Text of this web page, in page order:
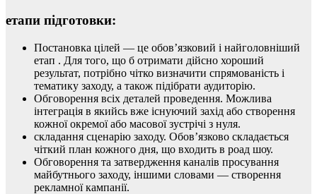
етапи підготовки:
Постановка цілей — це обов’язковий і найголовніший
етап . Для того, що б отримати дійсно хороший
результат, потрібно чітко визначити спрямованість і
тематику заходу, а також підібрати аудиторію.
Обговорення всіх деталей проведення. Можлива
інтеграція в якийсь вже існуючий захід або створення
кожної окремої або масової зустрічі з нуля.
складання сценарію заходу. Обов’язково складається
чіткий план кожного дня, що входить в роад шоу.
Обговорення та затвердження каналів просування
майбутнього заходу, іншими словами — створення
рекламної кампанії.